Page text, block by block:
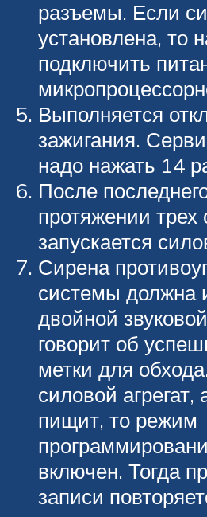
разъемы. Если
установлена, то
подключить
Выполняется
зажигания.
надо нажать 14
После
протяжении трех
запускается
Сирена
системы должна
двойной
говорит об
метки для
силовой агрегат,
пищит, то режим
включен. Тогда
записи